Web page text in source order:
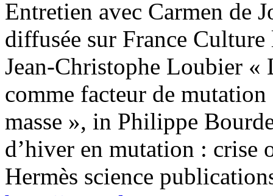
Entretien avec Carmen de
diffusée sur France
Jean-Christophe Loubier «
comme facteur de
masse », in Philippe
d’hiver en mutation : crise
Hermès science